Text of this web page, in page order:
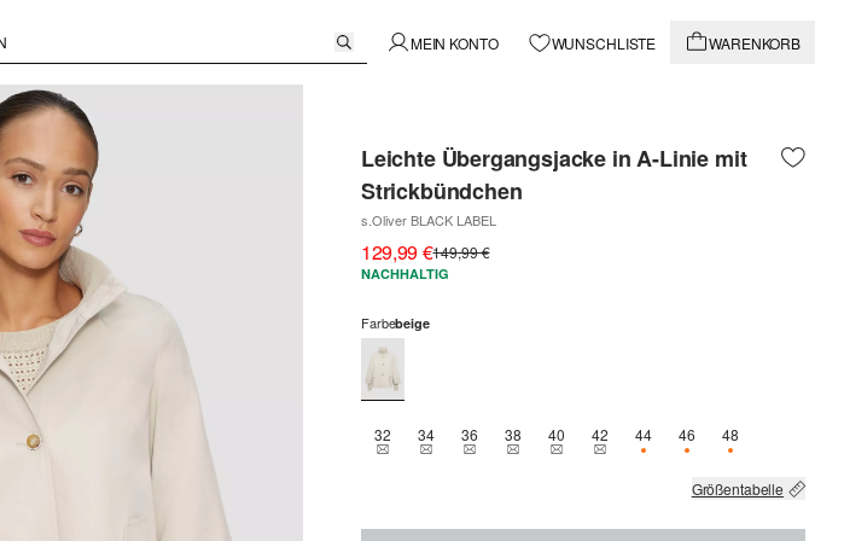
MEIN KONTO WUNSCHLISTE WARENKORB
Leichte Übergangsjacke in A-Linie mit
Strickbündchen
s.Oliver BLACK LABEL
129,99 €149,99 €
NACHHALTIG
Farbebeige
32THIS SIZE IS CURRENTLY OUT OF STOCK
34THIS SIZE IS CURRENTLY OUT OF STOCK
36THIS SIZE IS CURRENTLY OUT OF STOCK
38THIS SIZE IS CURRENTLY OUT OF STOCK
40THIS SIZE IS CURRENTLY OUT OF STOCK
42THIS SIZE IS CURRENTLY OUT OF
44NUR 1 VERFÜGBAR
46NUR 2 VERFÜGBAR
48NUR 1
Größentabelle